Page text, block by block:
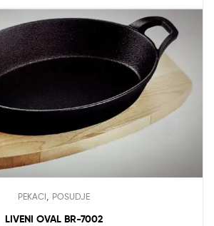
PEKACI POSUDJE
LIVENI OVAL BR-7002